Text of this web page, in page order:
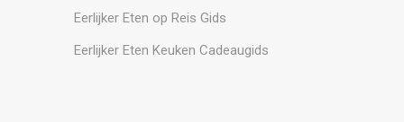
Eerlijker Eten op Reis Gids
Eerlijker Eten Keuken Cadeaugids